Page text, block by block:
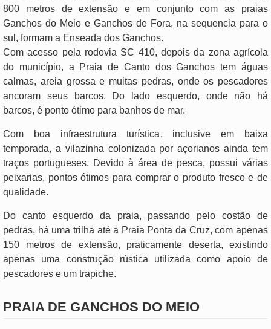
800 metros de extensão e em conjunto com as praias
Ganchos do Meio e Ganchos de Fora, na sequencia para o
sul, formam a Enseada dos Ganchos.
Com acesso pela rodovia SC 410, depois da zona agrícola
do município, a Praia de Canto dos Ganchos tem águas
calmas, areia grossa e muitas pedras, onde os pescadores
ancoram seus barcos. Do lado esquerdo, onde não há
barcos, é ponto ótimo para banhos de mar.
Com boa infraestrutura turística, inclusive em baixa
temporada, a vilazinha colonizada por açorianos ainda tem
traços portugueses. Devido à área de pesca, possui várias
peixarias, pontos ótimos para comprar o produto fresco e de
qualidade.
Do canto esquerdo da praia, passando pelo costão de
pedras, há uma trilha até a Praia Ponta da Cruz, com apenas
150 metros de extensão, praticamente deserta, existindo
apenas uma construção rústica utilizada como apoio de
pescadores e um trapiche.
PRAIA DE GANCHOS DO MEIO